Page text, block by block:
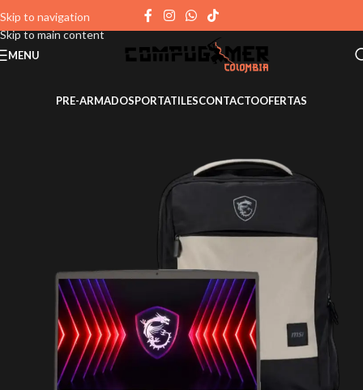
Skip to navigation
Skip to main content
MENU
PRE-ARMADOSPORTATILESCONTACTOOFERTAS